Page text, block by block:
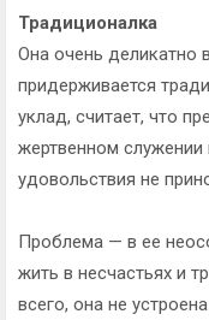
Традиционалка
Она очень деликатно
придерживается
уклад, считает, что
жертвенном
удовольствия не
Проблема — в ее
жить в несчастьях и
всего, она не